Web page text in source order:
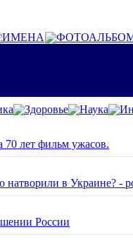
ИМЕНА
Здоровье Наука
70 лет фильм ужасов.
натворили в Украине? -
России